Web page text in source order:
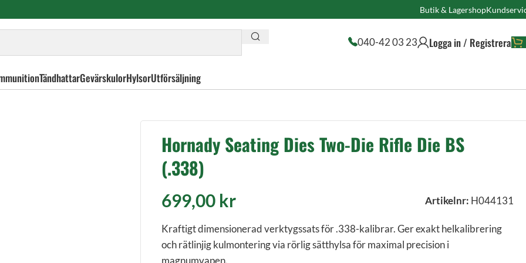
Butik & Lagershop
040-42 03 23 Logga in / Registrera
TändhattarGevärskulorHylsorUtförsäljning
Die Rifle Die BS (.338)
Hornady Seating Dies Two-Die Rifle Die BS
(.338)
699,00 kr Artikelnr: H044131
Kraftigt dimensionerad verktygssats för .338-kalibrar. Ger exakt helkalibrering
och rätlinjig kulmontering via rörlig sätthylsa för maximal precision i
magnumvapen.